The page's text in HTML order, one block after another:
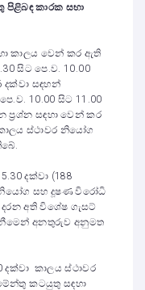
පිළිබඳ කාරක සභා
කාලය වෙන් කර ඇති
සිට පෙ.ව. 10.00
දක්වා සඳහන්
10.00 සිට 11.00
ප්‍රශ්න සඳහා වෙන් කර
ස්ථාවර නියෝග
දක්වා (188
නියෝග සහ දූෂණ විරෝධි
අති විශේෂ ගැසට්
අනතුරුව අනුමත
දක්වා කාලය ස්ථාවර
කටයුතු සඳහා